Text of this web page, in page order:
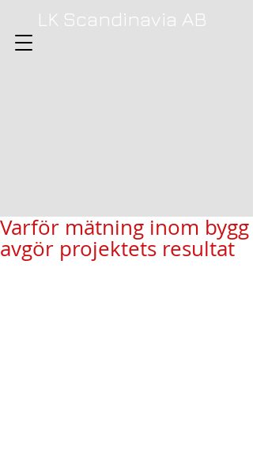
LK Scandinavia AB
Varför mätning inom bygg
avgör projektets resultat